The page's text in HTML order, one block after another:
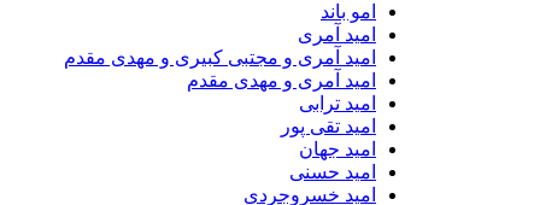
امو باند
امید آمری
امید آمری و مجتبی کبیری و مهدى مقدم
امید آمری و مهدی مقدم
امید ترابی
امید تقی پور
امید جهان
امید حسنی
امید خسروجردی